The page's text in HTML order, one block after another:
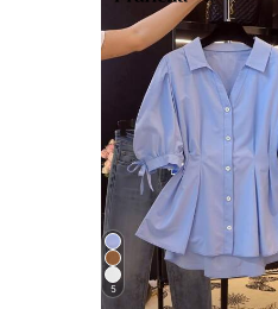
5